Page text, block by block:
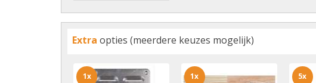
Extra opties (meerdere keuzes mogelijk)
1x 1x 5x